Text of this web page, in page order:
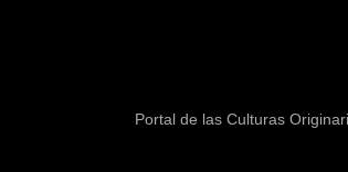
Portal de las Culturas